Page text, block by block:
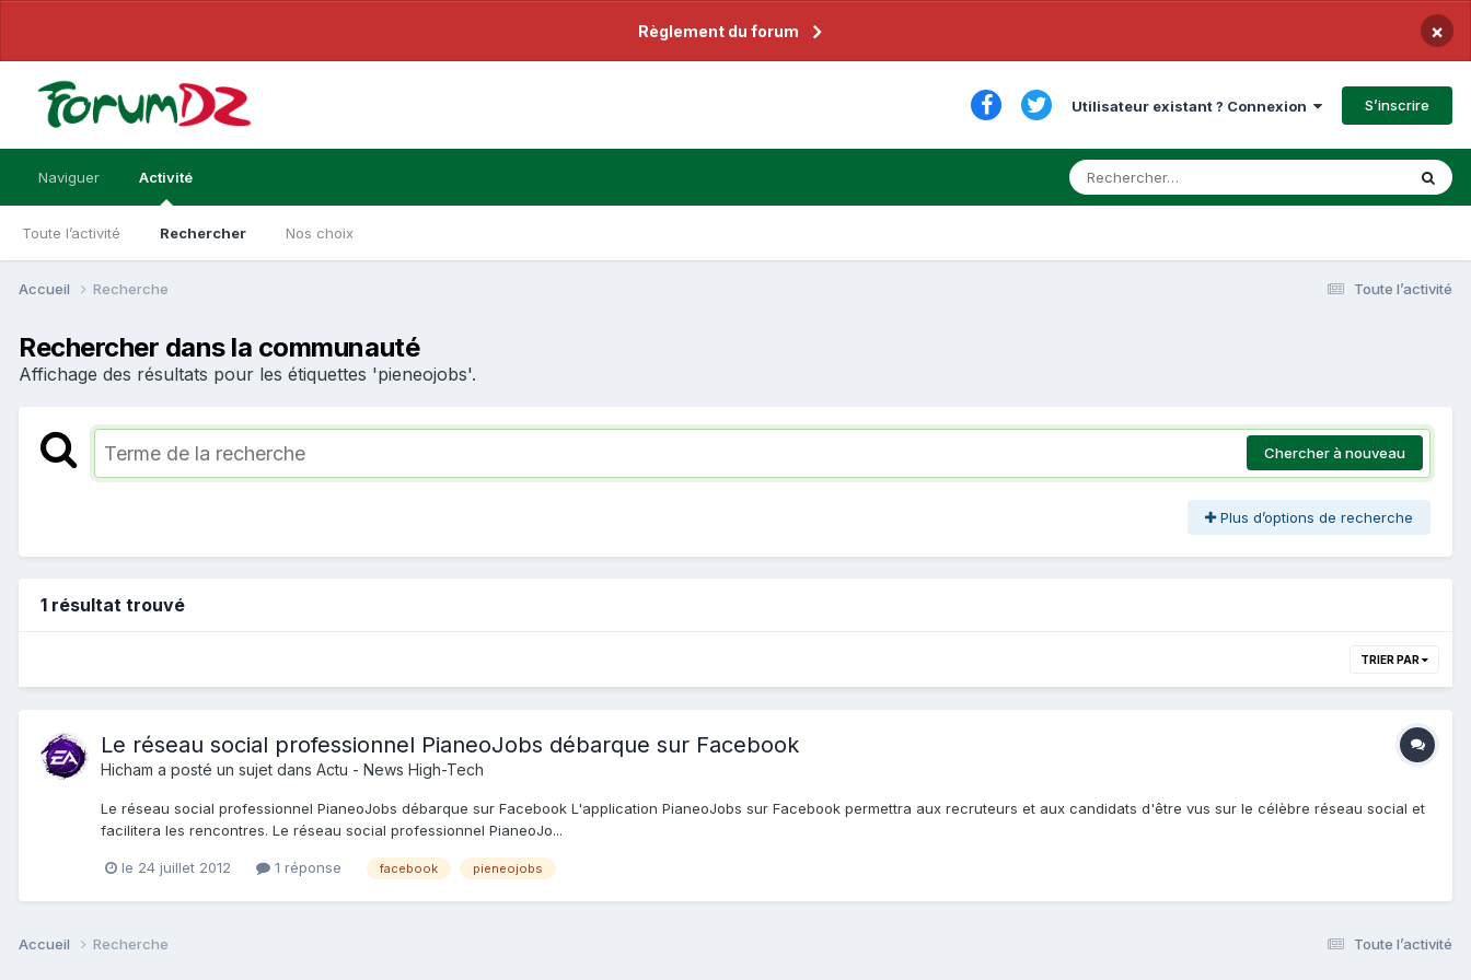
Règlement du forum ×
Utilisateur existant ? Connexion S’inscrire
Naviguer Activité
Toute l’activité Rechercher Nos choix
Toute l’activité
Accueil Recherche
Rechercher dans la communauté
Affichage des résultats pour les étiquettes 'pieneojobs'.
Chercher à nouveau
Plus d’options de recherche
1 résultat trouvé
TRIER PAR
Le réseau social professionnel PianeoJobs débarque sur Facebook
Hicham a posté un sujet dans Actu - News High-Tech
Le réseau social professionnel PianeoJobs débarque sur Facebook L'application PianeoJobs sur Facebook permettra aux recruteurs et aux candidats d'être vus sur le célèbre réseau social et
facilitera les rencontres. Le réseau social professionnel PianeoJo...
le 24 juillet 2012 1 réponse facebook pieneojobs
Toute l’activité
Accueil Recherche